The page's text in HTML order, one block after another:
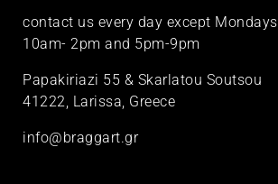
contact us every day except Mondays
10am- 2pm and 5pm-9pm
Papakiriazi 55 & Skarlatou Soutsou
41222, Larissa, Greece
info@braggart.gr